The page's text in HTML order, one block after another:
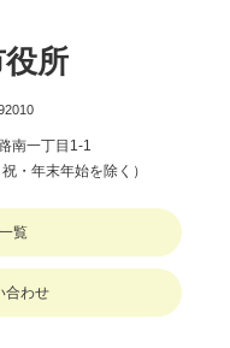
所
南一丁目1-1
・年末年始を除く）
覧
合わせ